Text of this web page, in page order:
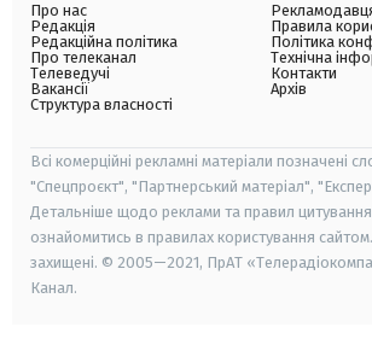
Про нас
Редакція
Редакційна політика
Про телеканал
Телеведучі
Вакансії
Структура власності
Правила
Політика
Технічна
Контакти
Архів
Всі комерційні рекламні матеріали позначені
"Спецпроєкт", "Партнерський матеріал",
Детальніше щодо реклами та правил
ознайомитись в правилах користування
захищені. © 2005—2021, ПрАТ
Канал.